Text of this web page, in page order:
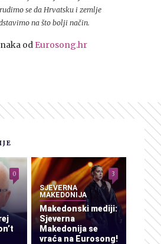
se da Hrvatsku i zemlje
na što bolji način.
od Eurosong.hr
0
SJEVERNA
MAKEDONIJA
Makedonski mediji:
Sjeverna
Makedonija se
vraća na Eurosong!
3